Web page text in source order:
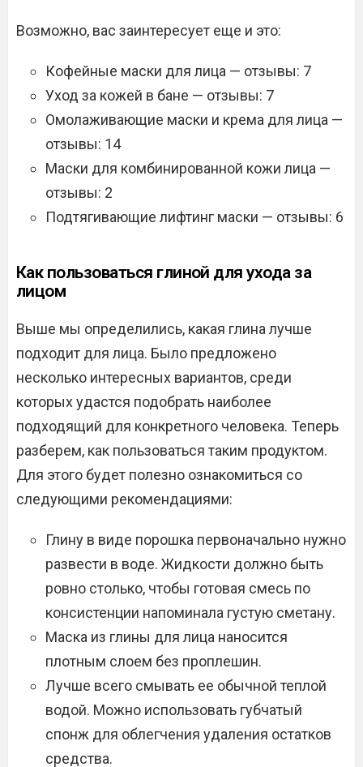
Возможно, вас заинтересует еще и это:
Кофейные маски для лица — отзывы: 7
Уход за кожей в бане — отзывы: 7
Омолаживающие маски и крема для лица —
отзывы: 14
Маски для комбинированной кожи лица —
отзывы: 2
Подтягивающие лифтинг маски — отзывы: 6
Как пользоваться глиной для ухода за
лицом
Выше мы определились, какая глина лучше
подходит для лица. Было предложено
несколько интересных вариантов, среди
которых удастся подобрать наиболее
подходящий для конкретного человека. Теперь
разберем, как пользоваться таким продуктом.
Для этого будет полезно ознакомиться со
следующими рекомендациями:
Глину в виде порошка первоначально нужно
развести в воде. Жидкости должно быть
ровно столько, чтобы готовая смесь по
консистенции напоминала густую сметану.
Маска из глины для лица наносится
плотным слоем без проплешин.
Лучше всего смывать ее обычной теплой
водой. Можно использовать губчатый
спонж для облегчения удаления остатков
средства.